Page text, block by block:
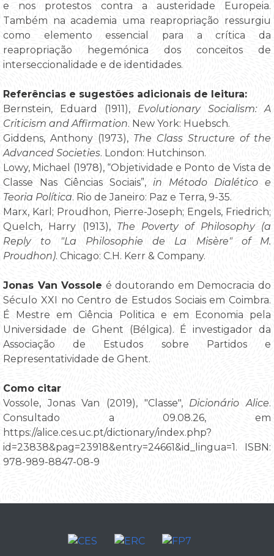
e nos protestos contra a austeridade Europeia.
Também na academia uma reapropriação ressurgiu
como elemento essencial para a crítica da
reapropriação hegemónica dos conceitos de
interseccionalidade e de identidades.
Referências e sugestões adicionais de leitura:
Bernstein, Eduard (1911), Evolutionary Socialism: A
Criticism and Affirmation. New York: Huebsch.
Giddens, Anthony (1973), The Class Structure of the
Advanced Societies. London: Hutchinson.
Lowy, Michael (1978), “Objetividade e Ponto de Vista de
Classe Nas Ciências Sociais”, in
Método Dialético e
Teoria Política. Rio de Janeiro: Paz e Terra, 9-35.
Marx, Karl; Proudhon, Pierre-Joseph; Engels, Friedrich;
Quelch, Harry (1913), The Poverty of Philosophy (a
Reply to "La Philosophie de La Misère" of M.
Proudhon). Chicago: C.H. Kerr & Company.
Jonas Van Vossole é doutorando em Democracia do
Século XXI no Centro de Estudos Sociais em Coimbra.
É Mestre em Ciência Politica e em Economia pela
Universidade de Ghent (Bélgica). É investigador da
Associação de Estudos sobre Partidos e
Representatividade de Ghent.
Como citar
Vossole, Jonas Van (2019), "Classe", Dicionário Alice.
Consultado a 09.08.26, em
https://alice.ces.uc.pt/dictionary/index.php?
id=23838&pag=23918&entry=24661&id_lingua=1. ISBN:
978-989-8847-08-9